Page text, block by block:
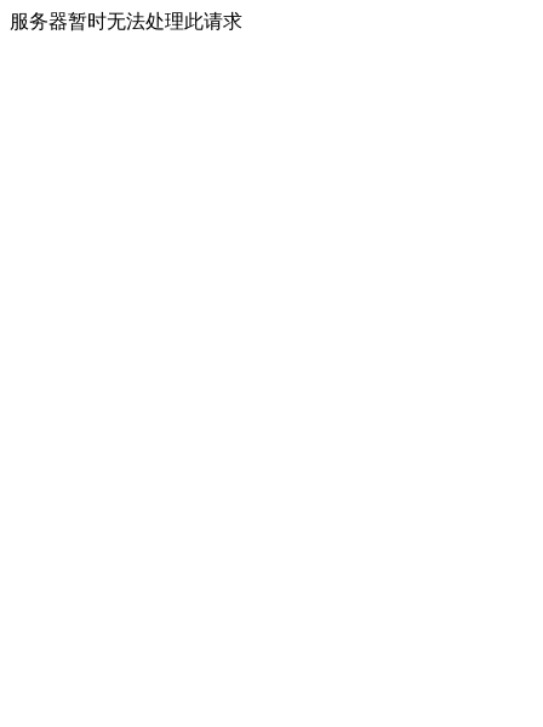
服务器暂时无法处理此请求